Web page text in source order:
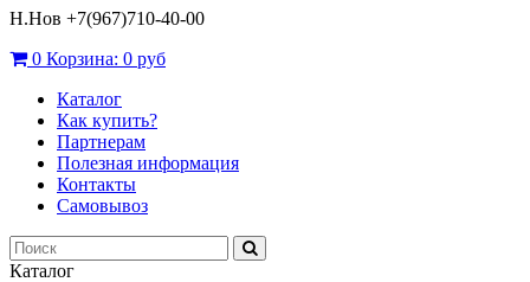
Н.Нов +7(967)710-40-00
0 Корзина: 0 руб
Каталог
Как купить?
Партнерам
Полезная информация
Контакты
Самовывоз
Каталог